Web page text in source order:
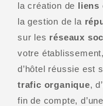
la création de liens
la gestion de la
sur les réseaux
votre
d’hôtel réussie est
trafic organique,
fin de compte, d’une